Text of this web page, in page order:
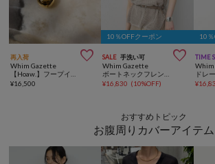
再入荷 
Whim Gazette
¥16,500
10％OFFクーポン
SALE 手洗い可 
Whim Gazette
¥16,830 (10%OFF)
10
TIME
¥
おすすめトピック
お腹周りカバーアイテム